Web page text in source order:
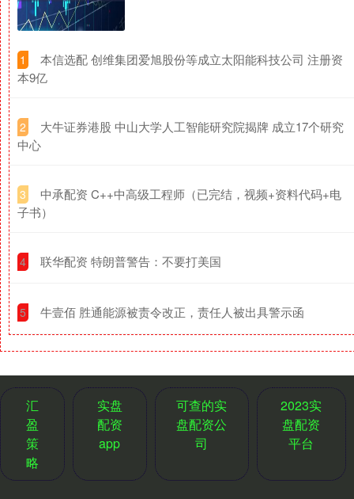
1
​本信选配 创维集团爱旭股份等成立太阳能科技公司 注册资
本9亿
2
​大牛证券港股 中山大学人工智能研究院揭牌 成立17个研究
中心
3
​中承配资 C++中高级工程师（已完结，视频+资料代码+电
子书）
4 ​联华配资 特朗普警告：不要打美国
5 ​牛壹佰 胜通能源被责令改正，责任人被出具警示函
汇
盈
策
略
实盘
配资
app
可查的实
盘配资公
司
2023实
盘配资
平台